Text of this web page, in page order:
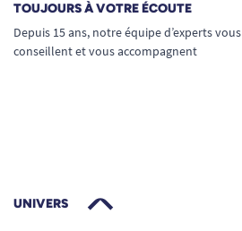
TOUJOURS À VOTRE ÉCOUTE
Depuis 15 ans, notre équipe d’experts vous
conseillent et vous accompagnent
UNIVERS